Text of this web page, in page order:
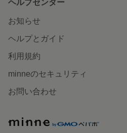
ヘルプセンター
お知らせ
ヘルプとガイド
利用規約
minneのセキュリティ
お問い合わせ